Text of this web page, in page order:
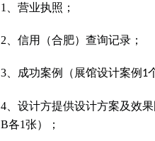
1、营业执照；
2、信用（合肥）查询记录；
3、成功案例 （展馆设计案例 1
4、设计方提供设计方案及效果
B各1张）；